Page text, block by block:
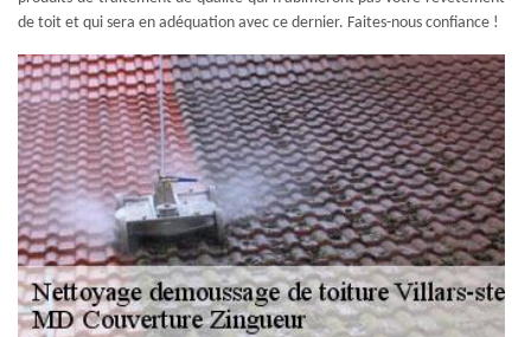
de toit et qui sera en adéquation avec ce dernier. Faites-nous confiance !